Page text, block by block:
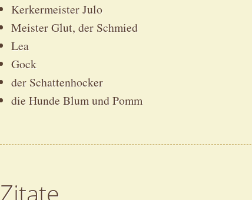
Kerkermeister Julo
Meister Glut, der Schmied
Lea
Gock
der Schattenhocker
die Hunde Blum und Pomm
Zitate